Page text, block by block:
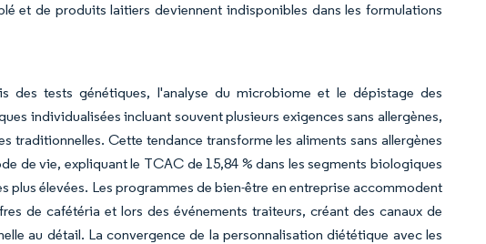
et de produits laitiers deviennent indisponibles dans les formulations
des tests génétiques, l'analyse du microbiome et le dépistage des
individualisées incluant souvent plusieurs exigences sans allergènes,
traditionnelles. Cette tendance transforme les aliments sans allergènes
de vie, expliquant le TCAC de 15,84 % dans les segments biologiques
plus élevées. Les programmes de bien-être en entreprise accommodent
de cafétéria et lors des événements traiteurs, créant des canaux de
au détail. La convergence de la personnalisation diététique avec les